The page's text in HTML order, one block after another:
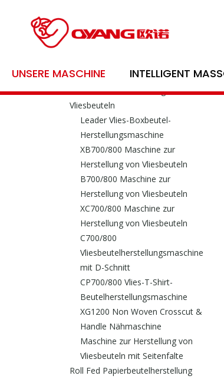
UNSERE MASCHINE INTELLIGENT
Bildungsmaschinenserie
Maschine zur Herstellung von
Vliesbeuteln
Leader Vlies-Boxbeutel-
Herstellungsmaschine
XB700/800 Maschine zur
Herstellung von Vliesbeuteln
B700/800 Maschine zur
Herstellung von Vliesbeuteln
XC700/800 Maschine zur
Herstellung von Vliesbeuteln
C700/800
Vliesbeutelherstellungsmaschine
mit D-Schnitt
CP700/800 Vlies-T-Shirt-
Beutelherstellungsmaschine
XG1200 Non Woven Crosscut &
Handle Nähmaschine
Maschine zur Herstellung von
Vliesbeuteln mit Seitenfalte
Roll Fed Papierbeutelherstellung